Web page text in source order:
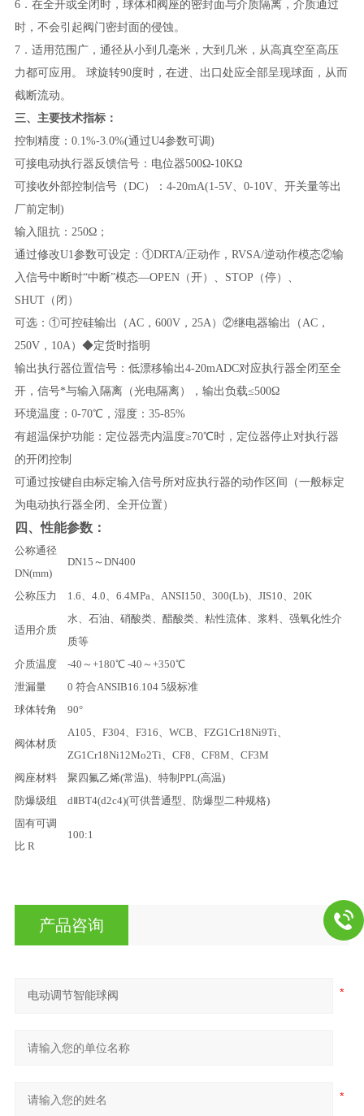
6．在全开或全闭时，球体和阀座的密封面与介质隔离，介质通过
时，不会引起阀门密封面的侵蚀。
7．适用范围广，通径从小到几毫米，大到几米，从高真空至高压
力都可应用。 球旋转90度时，在进、出口处应全部呈现球面，从而
截断流动。
三、主要技术指标：
控制精度：0.1%-3.0%(通过U4参数可调)
可接电动执行器反馈信号：电位器500Ω-10KΩ
可接收外部控制信号（DC）：4-20mA(1-5V、0-10V、开关量等出
厂前定制)
输入阻抗：250Ω；
通过修改U1参数可设定：①DRTA/正动作，RVSA/逆动作模态②输
入信号中断时“中断”模态—OPEN（开）、STOP（停）、
SHUT（闭）
可选：①可控硅输出（AC，600V，25A）②继电器输出（AC，
250V，10A）◆定货时指明
输出执行器位置信号：低漂移输出4-20mADC对应执行器全闭至全
开，信号*与输入隔离（光电隔离），输出负载≤500Ω
环境温度：0-70℃，湿度：35-85%
有超温保护功能：定位器壳内温度≥70℃时，定位器停止对执行器
的开闭控制
可通过按键自由标定输入信号所对应执行器的动作区间（一般标定
为电动执行器全闭、全开位置）
四、性能参数：
公称通径
DN(mm)
DN15～DN400
公称压力 1.6、4.0、6.4MPa、ANSI150、300(Lb)、JIS10、20K
适用介质
水、石油、硝酸类、醋酸类、粘性流体、浆料、强氧化性介
质等
介质温度
-40～+180℃ -40～+350℃
泄漏量
0 符合ANSIB16.104 5级标准
球体转角
90°
阀体材质
A105、F304、F316、WCB、FZG1Cr18Ni9Ti、
ZG1Cr18Ni12Mo2Ti、CF8、CF8M、CF3M
阀座材料
聚四氟乙烯(常温)、特制PPL(高温)
防爆级组
dⅡBT4(d2c4)(可供普通型、防爆型二种规格)
固有可调
比 R
100:1
产品咨询